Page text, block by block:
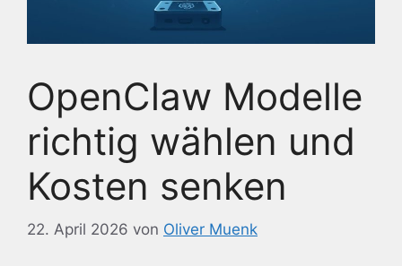
OpenClaw Modelle
richtig wählen und
Kosten senken
22. April 2026 von Oliver Muenk